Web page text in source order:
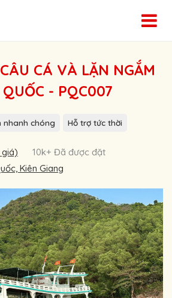
CÁ VÀ LẶN NGẮM
- PQC007
nhanh chóng Hỗ trợ tức thời
10k+ Đã được đặt
Kiên Giang